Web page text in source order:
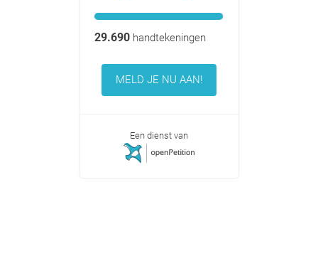
29.690handtekeningen
MELD JE NU AAN!
Een dienst van